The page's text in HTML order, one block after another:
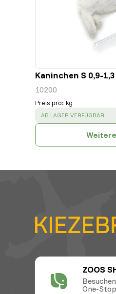
Kaninchen S 0,9-
10200
Preis pro: kg
SUCCESS:
AB LAGER VERFÜGBAR
ZOOS
One-